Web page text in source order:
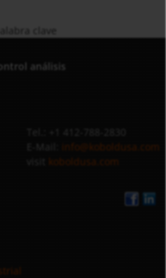
clave
análisis
info@koboldusa.com
koboldusa.com